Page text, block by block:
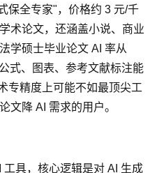
保全专家"，价格约 3 元/千
术论文，还涵盖小说、商业
学硕士毕业论文 AI 率从
式、图表、参考文献标注能
专精度上可能不如最顶尖工
文降 AI 需求的用户。
具，核心逻辑是对 AI 生成